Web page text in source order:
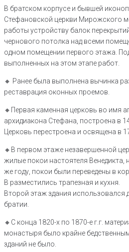
В братском корпусе и бывшей
Стефановской церкви Мирожского
работы устройству балок
чернового потолка над всеми
одном помещении первого этажа.
выполненных на этом этапе работ.
🔸 Ранее была выполнена вычинка
реставрация оконных проемов.
🔸️Первая каменная церковь во имя
архидиакона Стефана, построена в
Церковь перестроена и освящена в
🔸В первом этаже незавершенной
жилые покои настоятеля Венедикта,
же году, покои были переведены в
В разместились трапезная и кухня.
Второй этаж здания использовался
братии.
🔸С конца 1820-х по 1870-е г.г.
монастыря было крайне
зданий не было.